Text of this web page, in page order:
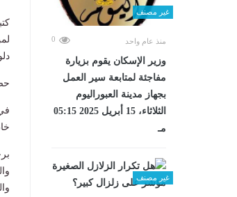
غير مصنف
منذ عام واحد 0
وزير الإسكان يقوم بزيارة
مفاجئة لمتابعة سير العمل
بجهاز مدينة العبوراليوم
الثلاثاء، 15 أبريل 2025 05:15
مـ
غير مصنف